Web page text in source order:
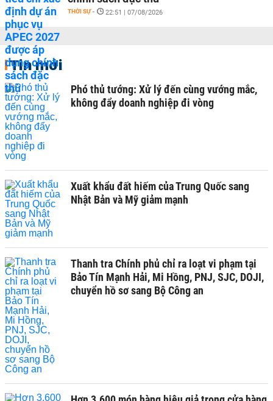
THỜI SỰ - 22:51 | 07/08/2026
Tin mới
Phó thủ tướng: Xử lý đến cùng vướng mắc,
không đẩy doanh nghiệp đi vòng
Xuất khẩu đất hiếm của Trung Quốc sang
Nhật Bản và Mỹ giảm mạnh
Thanh tra Chính phủ chỉ ra loạt vi phạm tại
Bảo Tín Mạnh Hải, Mi Hồng, PNJ, SJC, DOJI,
chuyển hồ sơ sang Bộ Công an